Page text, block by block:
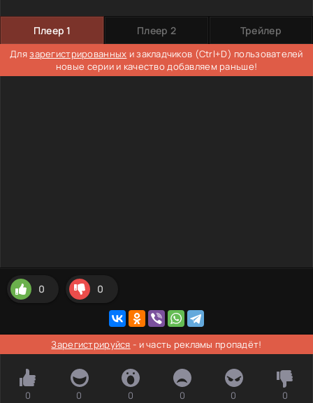
Плеер 1 Плеер 2 Трейлер
Длязарегистрированных и закладчиков (Ctrl+D) пользователей
новые серии и качество добавляем раньше!
0 0
Зарегистрируйся - и часть рекламы пропадёт!
0 0 0 0 0 0